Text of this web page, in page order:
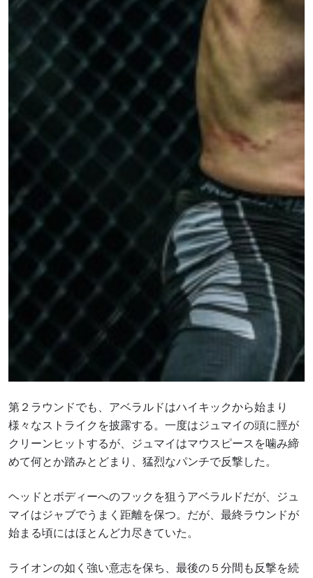
第２ラウンドでも、アベラルドはハイキックから始まり
様々なストライクを披露する。一度はジュマイの頭に脛が
クリーンヒットするが、ジュマイはマウスピースを噛み締
めて何とか踏みとどまり、猛烈なパンチで反撃した。
ヘッドとボディーへのフックを狙うアベラルドだが、ジュ
マイはジャブでうまく距離を保つ。だが、最終ラウンドが
始まる頃にはほとんど力尽きていた。
ライオンの如く強い意志を保ち、最後の５分間も反撃を続